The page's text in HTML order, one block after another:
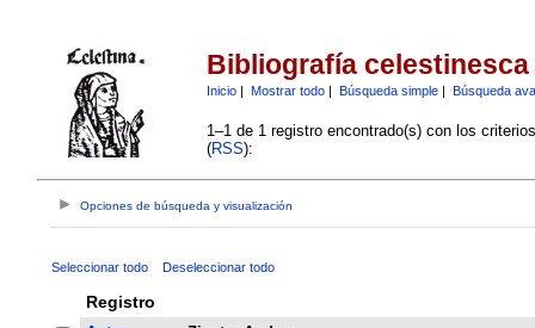
Bibliografía celestinesca
Inicio| Mostrar todo| Búsqueda simple| Búsqueda
1–1 de 1 registro encontrado(s) con los
(RSS):
Opciones de búsqueda y visualización
Seleccionar todo Deseleccionar todo
Registro